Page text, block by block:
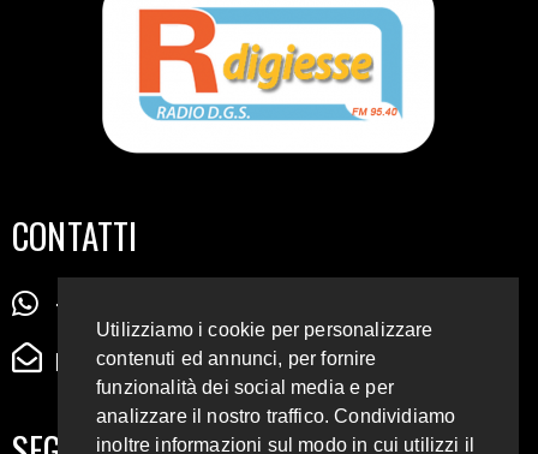
CONTATTI
+39 345 72 72 88 5
radiodigiesse@gmail.com
Utilizziamo i cookie per personalizzare
contenuti ed annunci, per fornire
funzionalità dei social media e per
analizzare il nostro traffico. Condividiamo
inoltre informazioni sul modo in cui utilizzi il